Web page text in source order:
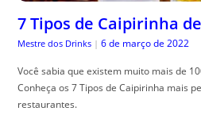
7 Tipos de Caipirinha
Mestre dos Drinks | 6 de março de 2022
Você sabia que existem muito mais de
Conheça os 7 Tipos de Caipirinha mais
restaurantes.